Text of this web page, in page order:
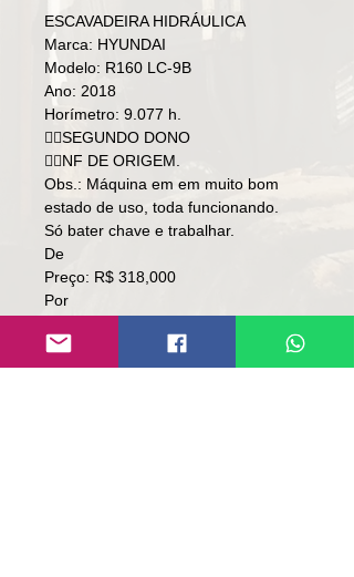
ESCAVADEIRA HIDRÁULICA
Marca: HYUNDAI
Modelo: R160 LC-9B
Ano: 2018
Horímetro: 9.077 h.
👉🏻SEGUNDO DONO
👉🏻NF DE ORIGEM.
Obs.: Máquina em em muito bom
estado de uso, toda funcionando.
Só bater chave e trabalhar.
De
Preço: R$ 318,000
Por
🚨TORRANDO🚨
Local: RS.